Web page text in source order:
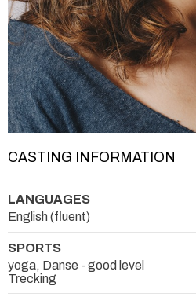
CASTING INFORMATION
LANGUAGES
English (fluent)
SPORTS
yoga, Danse - good level
Trecking